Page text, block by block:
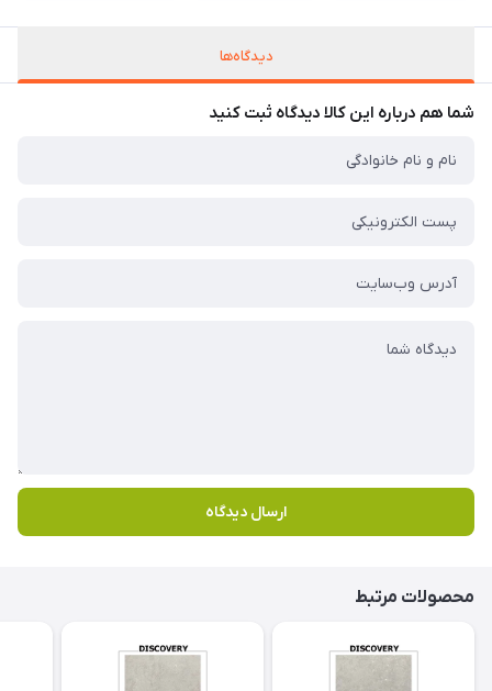
دیدگاه‌ها
شما هم درباره این کالا دیدگاه ثبت کنید
ارسال دیدگاه
محصولات مرتبط